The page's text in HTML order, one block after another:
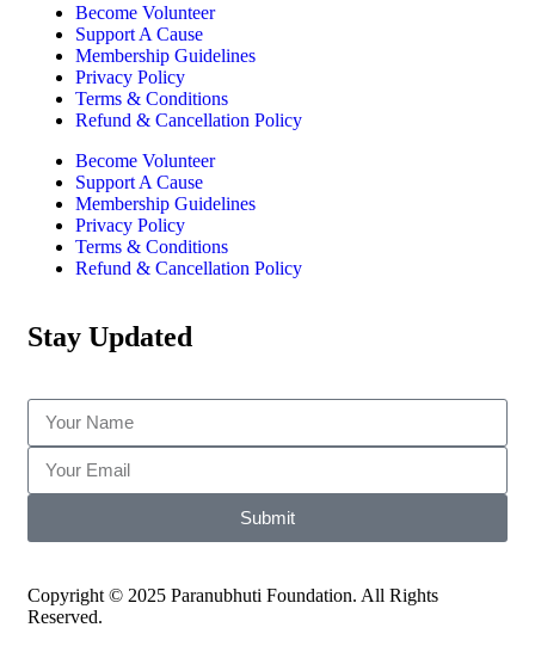
Become Volunteer
Support A Cause
Membership Guidelines
Privacy Policy
Terms & Conditions
Refund & Cancellation Policy
Become Volunteer
Support A Cause
Membership Guidelines
Privacy Policy
Terms & Conditions
Refund & Cancellation Policy
Stay Updated
Submit
Copyright © 2025 Paranubhuti Foundation. All Rights
Reserved.